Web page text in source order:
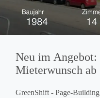
Neu im Angebot:
Mieterwunsch ab
GreenShift - Page-